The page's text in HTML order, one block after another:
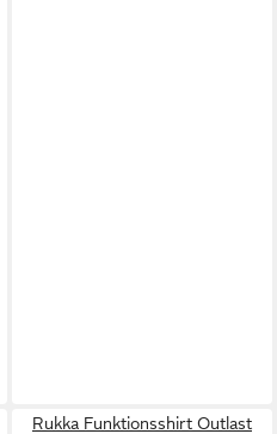
Rukka Funktionsshirt Outlast